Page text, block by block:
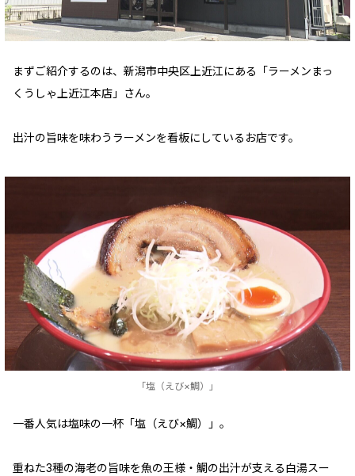
まずご紹介するのは、新潟市中央区上近江にある「ラーメンまっ
くうしゃ上近江本店」さん。
出汁の旨味を味わうラーメンを看板にしているお店です。
「塩（えび×鯛）」
一番人気は塩味の一杯「塩（えび×鯛）」。
重ねた3種の海老の旨味を魚の王様・鯛の出汁が支える白湯スー